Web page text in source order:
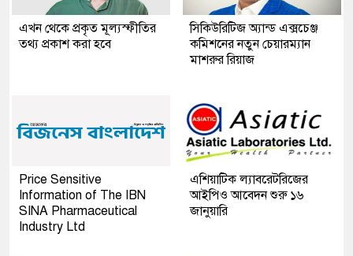
এখন থেকে প্রকৃত মূল্যস্ফীতির
তথ্য প্রকাশ করা হবে
সিকিউরিটিজ অ্যান্ড এক্সচেঞ্জ
কমিশনের নতুন চেয়ারম্যান
মাশরুর রিয়াজ
Price Sensitive
Information of The IBN
SINA Pharmaceutical
Industry Ltd
এশিয়াটিক ল্যাবরেটরিজের
আইপিও আবেদন শুরু ১৬
জানুয়ারি